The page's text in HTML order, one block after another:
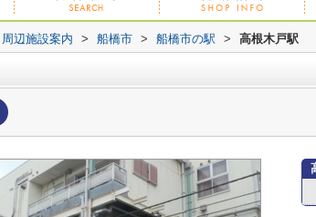
周辺施設案内 > 船橋市 > 船橋市の駅 > 高根木戸駅